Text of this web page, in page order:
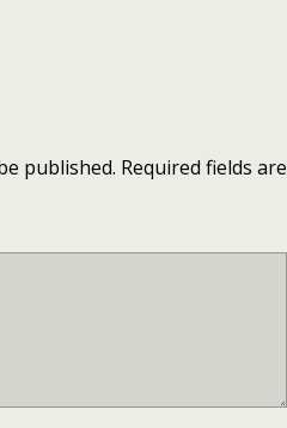
published. Required fields are